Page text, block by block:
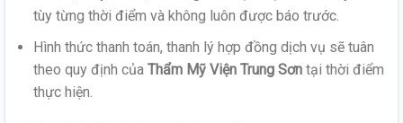
tùy từng thời điểm và không luôn được báo trước.
Hình thức thanh toán, thanh lý hợp đồng dịch vụ sẽ tuân
theo quy định của Thẩm Mỹ Viện Trung Sơntại thời điểm
thực hiện.